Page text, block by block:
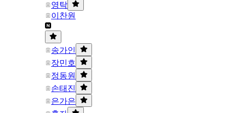
영탁
이찬원
송가인
장민호
정동원
손태진
은가은